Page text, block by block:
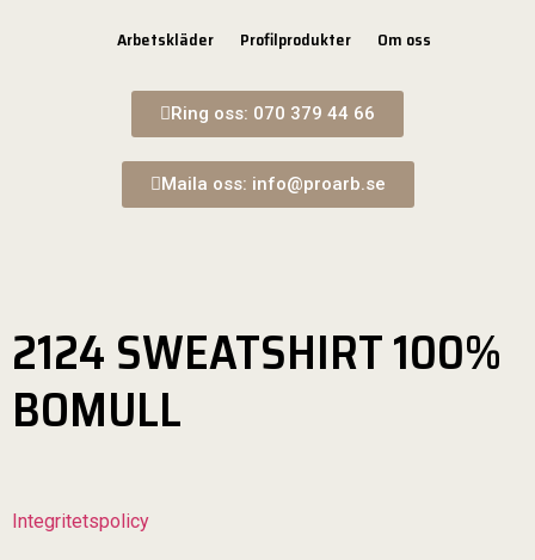
Arbetskläder Profilprodukter Om oss
Ring oss: 070 379 44 66
Maila oss: info@proarb.se
2124 SWEATSHIRT 100%
BOMULL
Integritetspolicy